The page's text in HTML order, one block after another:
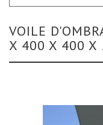
VOILE
X 400 X 400 X